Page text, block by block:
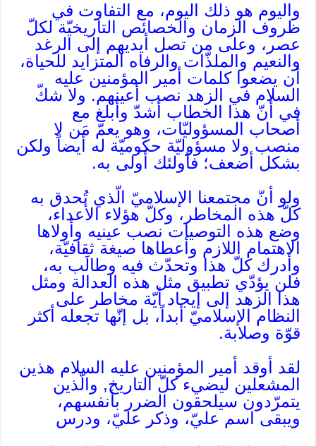
واليوم هو ذلك اليوم، مع التفاوت في
ظروف الزمان والخصائص التاريخيّة لكلّ
عصر، وعلى من تصل أيديهم إلى الرغد
والنعيم والملذّات والرفاه المتزايد للحياة،
أن يضعوا كلمات أمير المؤمنين عليه
السلام في الزهد نصب أعينهم. ولا شكّ
في أنّ هذا الخطاب أشدّ وأبلغ مع
أصحاب المسؤوليّات، وهو يعمّ مَن لا
منصب ولا مسؤوليّة حكوميّة له أيضاً ولكن
بشكل أضعف؛ فأولئك أولى به.
ولو أنّ مجتمعنا الإسلاميّ الّذي تُحدق به
كلّ هذه المخاطر، وكلّ هؤلاء الأعداء،
وضع هذه التوصيات نصب عينيه وأولاها
الاهتمام اللازم وأعطاها صيغة ثقافيّة،
وأدرك كلّ هذا وتحدّث فيه وطالَب به،
فلن يؤدّي تطبيق مثل هذه العدالة ومثل
هذا الزهد إلى إيجاد أيّة مخاطر على
النظام الإسلاميّ أبداً، بل إنّها تجعله أكثر
قوّة وصلابة.
لقد أوقد أمير المؤمنين عليه السلام هذين
المشعلين ليضيء كلّ التاريخ, والّذين
يتمرّدون سيلحقون الضرر بأنفسهم،
ويبقى اسم عليّ، وذكر عليّ، ودرس